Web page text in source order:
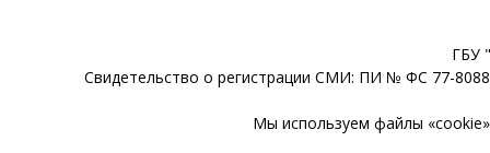
ГБУ
Свидетельство о регистрации СМИ: ПИ № ФС 77-
Мы используем файлы «cookie»